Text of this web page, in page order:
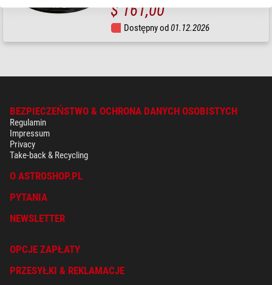
$ 161,00
Dostępny od01.12.2026
BEZPIECZEŃSTWO & OCHRONA DANYCH OSOBISTYCH
Regulamin
Impressum
Privacy
Take-back & Recycling
O ASTROSHOP.PL
PYTANIA
NEWSLETTER
OPCJE ZAPŁATY
PRZESYŁKI & REKLAMACJE